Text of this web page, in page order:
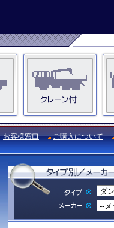
お客様窓口 ご購入について